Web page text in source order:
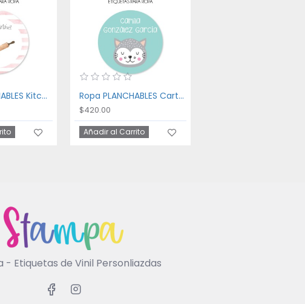
Ropa PLANCHABLES Kitchen Ropa PLANCHABLES Cartoon Cat
$420.00
Añadir al Carrito
- Etiquetas de Vinil Personliazdas